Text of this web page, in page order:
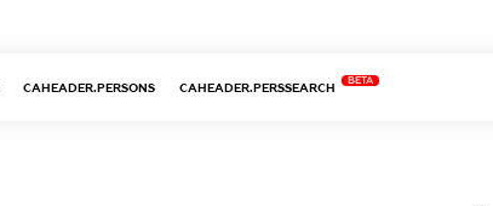
CAHEADER.PERSONS CAHEADER.PERSSEARCH
BETA